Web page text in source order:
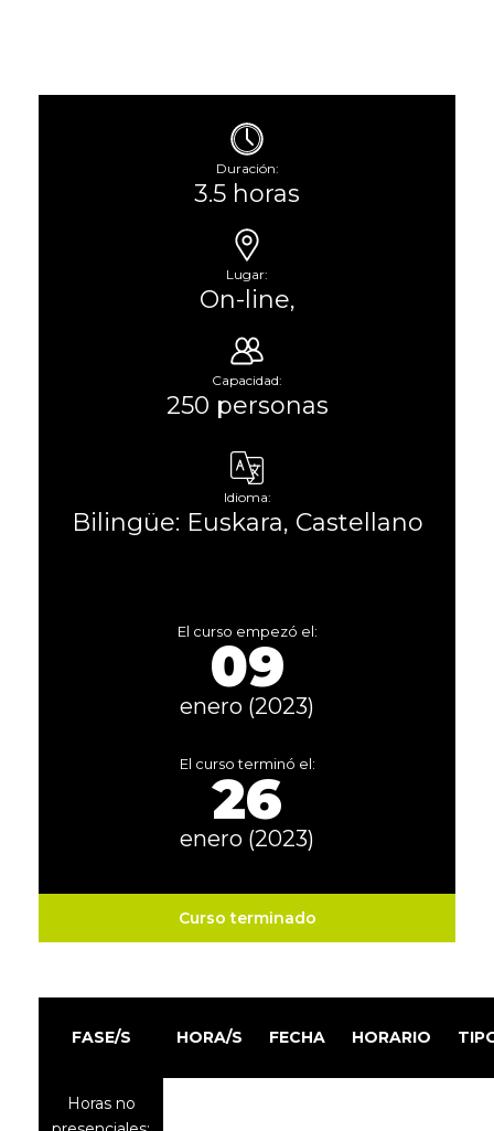
Duración:
3.5 horas
Lugar:
On-line,
Capacidad:
250 personas
Idioma:
Bilingüe: Euskara, Castellano
El curso empezó el:
09
enero (2023)
El curso terminó el:
26
enero (2023)
Curso terminado
FASE/S HORA/S FECHA HORARIO
Horas no